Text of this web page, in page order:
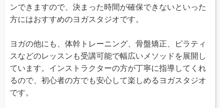
ンできますので、決まった時間が確保できないといった
方にはおすすめのヨガスタジオです。
ヨガの他にも、体幹トレーニング、骨盤矯正、ピラティ
スなどのレッスンも受講可能で幅広いメソッドを展開し
ています。インストラクターの方が丁寧に指導してくれ
るので、初心者の方でも安心して楽しめるヨガスタジオ
です。